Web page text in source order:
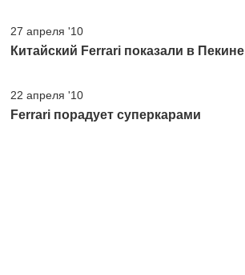
27 апреля '10
Китайский Ferrari показали в Пекине
22 апреля '10
Ferrari порадует суперкарами